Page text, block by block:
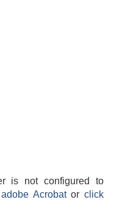
is not configured to
adobe Acrobatorclick